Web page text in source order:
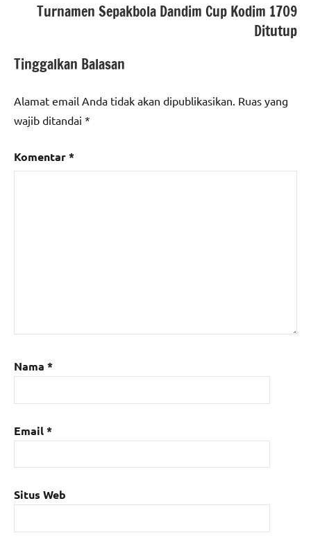
Turnamen Sepakbola Dandim Cup Kodim 1709
Ditutup
Tinggalkan Balasan
Alamat email Anda tidak akan dipublikasikan. Ruas yang
wajib ditandai *
Komentar*
Nama *
Email*
Situs Web